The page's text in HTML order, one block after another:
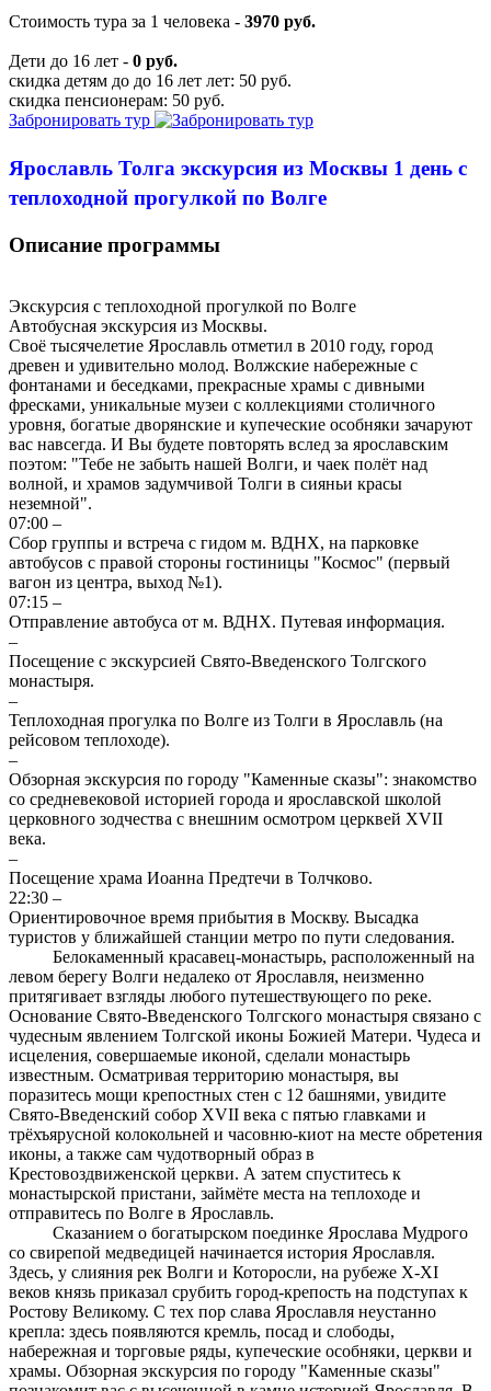
Стоимость тура за 1 человека - 3970 руб.
Дети до 16 лет - 0 руб.
скидка детям до до 16 лет лет: 50 руб.
скидка пенсионерам: 50 руб.
Забронировать тур
Ярославль Толга экскурсия из Москвы 1 день с
теплоходной прогулкой по Волге
Описание программы
Экскурсия с теплоходной прогулкой по Волге
Автобусная экскурсия из Москвы.
Своё тысячелетие Ярославль отметил в 2010 году, город
древен и удивительно молод. Волжские набережные с
фонтанами и беседками, прекрасные храмы с дивными
фресками, уникальные музеи с коллекциями столичного
уровня, богатые дворянские и купеческие особняки зачаруют
вас навсегда. И Вы будете повторять вслед за ярославским
поэтом: "Тебе не забыть нашей Волги, и чаек полёт над
волной, и храмов задумчивой Толги в сияньи красы
неземной".
07:00 –
Сбор группы и встреча с гидом м. ВДНХ, на парковке
автобусов с правой стороны гостиницы "Космос" (первый
вагон из центра, выход №1).
07:15 –
Отправление автобуса от м. ВДНХ. Путевая информация.
–
Посещение с экскурсией Свято-Введенского Толгского
монастыря.
–
Теплоходная прогулка по Волге из Толги в Ярославль (на
рейсовом теплоходе).
–
Обзорная экскурсия по городу "Каменные сказы": знакомство
со средневековой историей города и ярославской школой
церковного зодчества с внешним осмотром церквей ХVII
века.
–
Посещение храма Иоанна Предтечи в Толчково.
22:30 –
Ориентировочное время прибытия в Москву. Высадка
туристов у ближайшей станции метро по пути следования.
Белокаменный красавец-монастырь, расположенный на
левом берегу Волги недалеко от Ярославля, неизменно
притягивает взгляды любого путешествующего по реке.
Основание Свято-Введенского Толгского монастыря связано с
чудесным явлением Толгской иконы Божией Матери. Чудеса и
исцеления, совершаемые иконой, сделали монастырь
известным. Осматривая территорию монастыря, вы
поразитесь мощи крепостных стен с 12 башнями, увидите
Свято-Введенский собор XVII века с пятью главками и
трёхъярусной колокольней и часовню-киот на месте обретения
иконы, а также сам чудотворный образ в
Крестовоздвиженской церкви. А затем спуститесь к
монастырской пристани, займёте места на теплоходе и
отправитесь по Волге в Ярославль.
Сказанием о богатырском поединке Ярослава Мудрого
со свирепой медведицей начинается история Ярославля.
Здесь, у слияния рек Волги и Которосли, на рубеже X-XI
веков князь приказал срубить город-крепость на подступах к
Ростову Великому. С тех пор слава Ярославля неустанно
крепла: здесь появляются кремль, посад и слободы,
набережная и торговые ряды, купеческие особняки, церкви и
храмы. Обзорная экскурсия по городу "Каменные сказы"